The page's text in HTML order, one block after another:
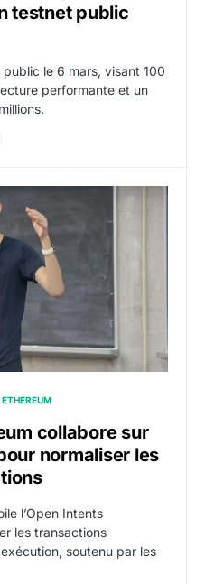
testnet public
le 6 mars, visant 100
performante et un
sur un nouveau
collabore sur
normaliser les
l’Open Intents
les transactions
soutenu par les